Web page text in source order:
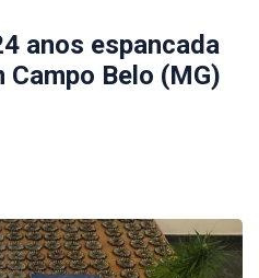
anos espancada
Campo Belo (MG)